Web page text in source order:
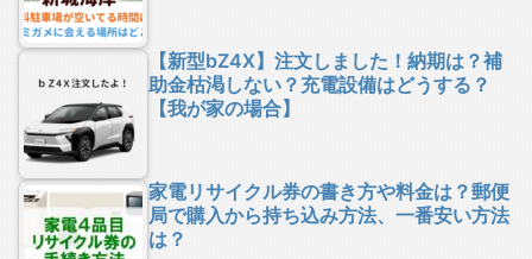
【新型bZ4X】注文しました！納期は？補
助金枯渇しない？充電設備はどうする？
【我が家の場合】
家電リサイクル券の書き方や料金は？郵便
局で購入から持ち込み方法、一番安い方法
は？